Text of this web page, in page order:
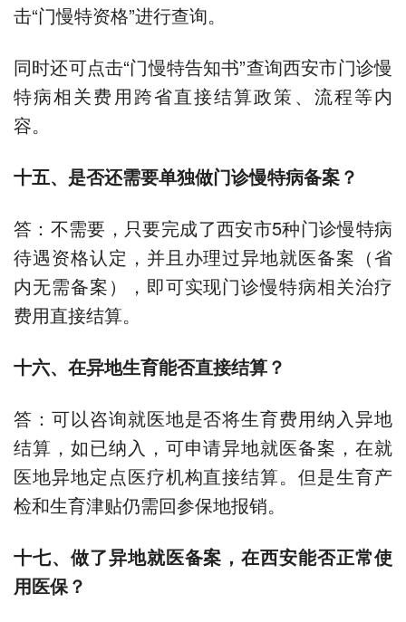
击“门慢特资格”进行查询。
同时还可点击“门慢特告知书”查询西安市门诊慢
特病相关费用跨省直接结算政策、流程等内
容。
十五、是否还需要单独做门诊慢特病备案？
答：不需要，只要完成了西安市5种门诊慢特病
待遇资格认定，并且办理过异地就医备案（省
内无需备案），即可实现门诊慢特病相关治疗
费用直接结算。
十六、在异地生育能否直接结算？
答：可以咨询就医地是否将生育费用纳入异地
结算，如已纳入，可申请异地就医备案，在就
医地异地定点医疗机构直接结算。但是生育产
检和生育津贴仍需回参保地报销。
十七、做了异地就医备案，在西安能否正常使
用医保？